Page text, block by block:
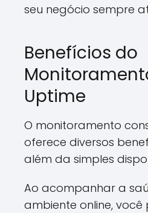
seu negócio sempre
Benefícios do
Uptime
O monitoramento
oferece diversos
além da simples
Ao acompanhar a
ambiente online,